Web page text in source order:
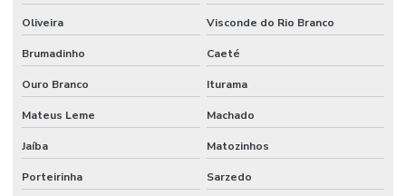
Manutenção predial preventiva e corretiva
Manutenção Predial Residencial
Manutenção Preditiva
Manutenção Preditiva Com Internet Das Coisas
Manutenção Preditiva Com Iot
Manutenção Preditiva De Equipamentos
Oliveira Visconde do Rio Branco
Brumadinho Caeté
Ouro Branco Iturama
Mateus Leme Machado
Jaíba Matozinhos
Porteirinha Sarzedo